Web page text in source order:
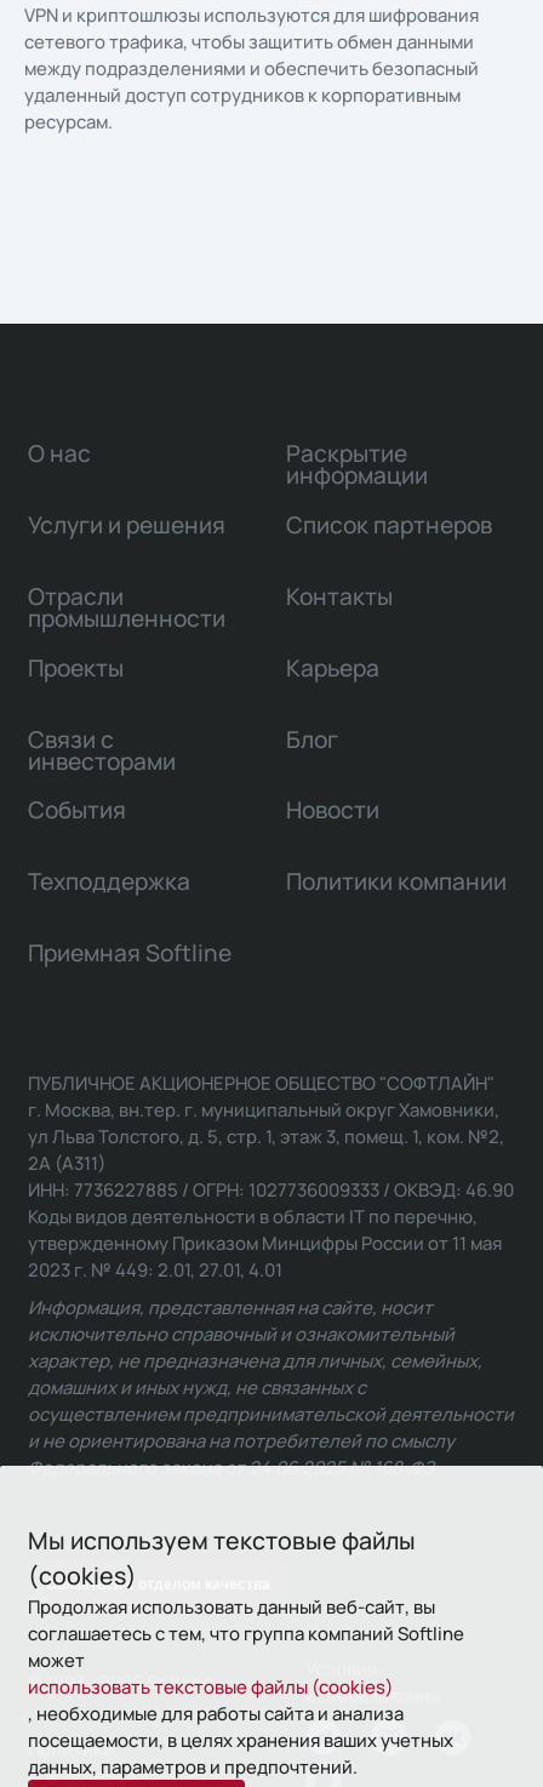
VPN и криптошлюзы используются для шифрования
сетевого трафика, чтобы защитить обмен данными
между подразделениями и обеспечить безопасный
удаленный доступ сотрудников к корпоративным
ресурсам.
Мы используем текстовые файлы
(cookies)
Продолжая использовать данный веб-сайт, вы
соглашаетесь с тем, что группа компаний Softline
может
использовать текстовые файлы (cookies)
, необходимые для работы сайта и анализа
посещаемости, в целях хранения ваших учетных
данных, параметров и предпочтений.
О нас
Услуги и решения
Отрасли
промышленности
Проекты
Связи с
инвесторами
Раскрытие
информации
Список партнеров
Контакты
Карьера
Блог
События Новости
Техподдержка Политики компании
Приемная Softline
Связаться с отделом качества
ПУБЛИЧНОЕ АКЦИОНЕРНОЕ ОБЩЕСТВО "СОФТЛАЙН"
г. Москва, вн.тер. г. муниципальный округ Хамовники,
ул Льва Толстого, д. 5, стр. 1, этаж 3, помещ. 1, ком. №2,
2А (А311)
ИНН: 7736227885 / ОГРН: 1027736009333 / ОКВЭД: 46.90
Коды видов деятельности в области IT по перечню,
утвержденному Приказом Минцифры России от 11 мая
2023 г. № 449: 2.01, 27.01, 4.01
Информация, представленная на сайте, носит
исключительно справочный и ознакомительный
характер, не предназначена для личных, семейных,
домашних и иных нужд, не связанных с
осуществлением предпринимательской деятельности
и не ориентирована на потребителей по смыслу
Федерального закона от 24.06.2025 № 168-ФЗ.
© 1993—2026 Softline
использования
Политика
конфиденциальности